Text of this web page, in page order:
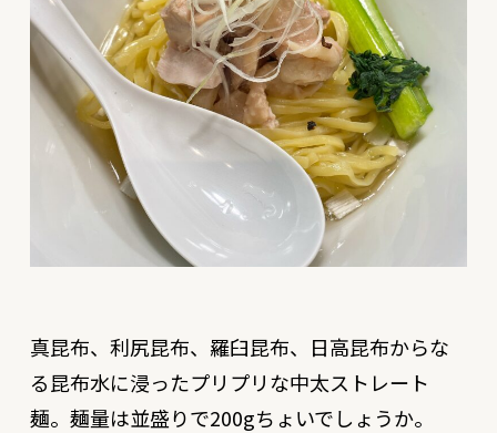
真昆布、利尻昆布、羅臼昆布、日高昆布からな
る昆布水に浸ったプリプリな中太ストレート
麺。麺量は並盛りで200gちょいでしょうか。